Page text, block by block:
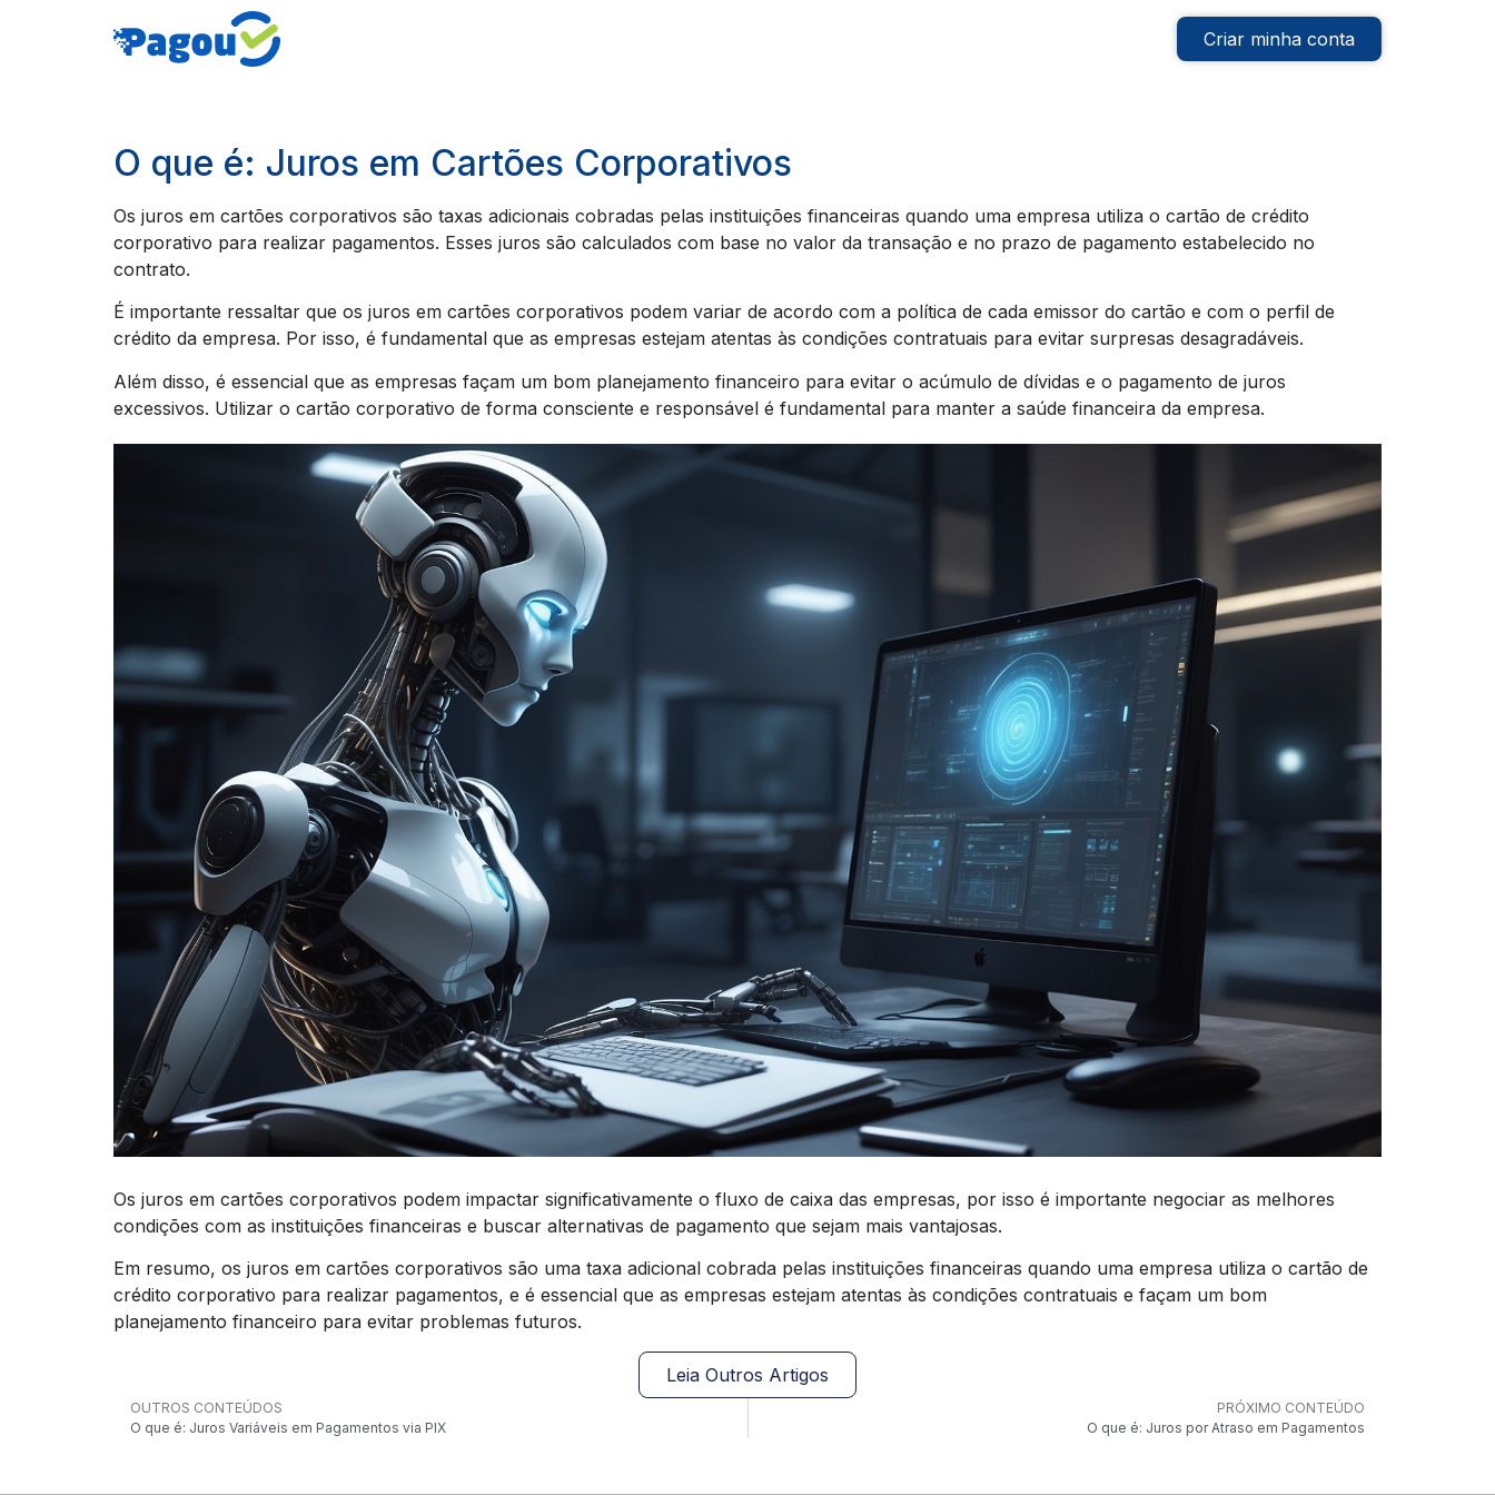
Criar minha conta
O que é: Juros em Cartões Corporativos
Os juros em cartões corporativos são taxas adicionais cobradas pelas instituições financeiras quando uma empresa utiliza o cartão de crédito
corporativo para realizar pagamentos. Esses juros são calculados com base no valor da transação e no prazo de pagamento estabelecido no
contrato.
É importante ressaltar que os juros em cartões corporativos podem variar de acordo com a política de cada emissor do cartão e com o perfil de
crédito da empresa. Por isso, é fundamental que as empresas estejam atentas às condições contratuais para evitar surpresas desagradáveis.
Além disso, é essencial que as empresas façam um bom planejamento financeiro para evitar o acúmulo de dívidas e o pagamento de juros
excessivos. Utilizar o cartão corporativo de forma consciente e responsável é fundamental para manter a saúde financeira da empresa.
Os juros em cartões corporativos podem impactar significativamente o fluxo de caixa das empresas, por isso é importante negociar as melhores
condições com as instituições financeiras e buscar alternativas de pagamento que sejam mais vantajosas.
Em resumo, os juros em cartões corporativos são uma taxa adicional cobrada pelas instituições financeiras quando uma empresa utiliza o cartão de
crédito corporativo para realizar pagamentos, e é essencial que as empresas estejam atentas às condições contratuais e façam um bom
planejamento financeiro para evitar problemas futuros.
Leia Outros Artigos
OUTROS CONTEÚDOS
O que é: Juros Variáveis em Pagamentos via PIX
PRÓXIMO CONTEÚDO
O que é: Juros por Atraso em Pagamentos